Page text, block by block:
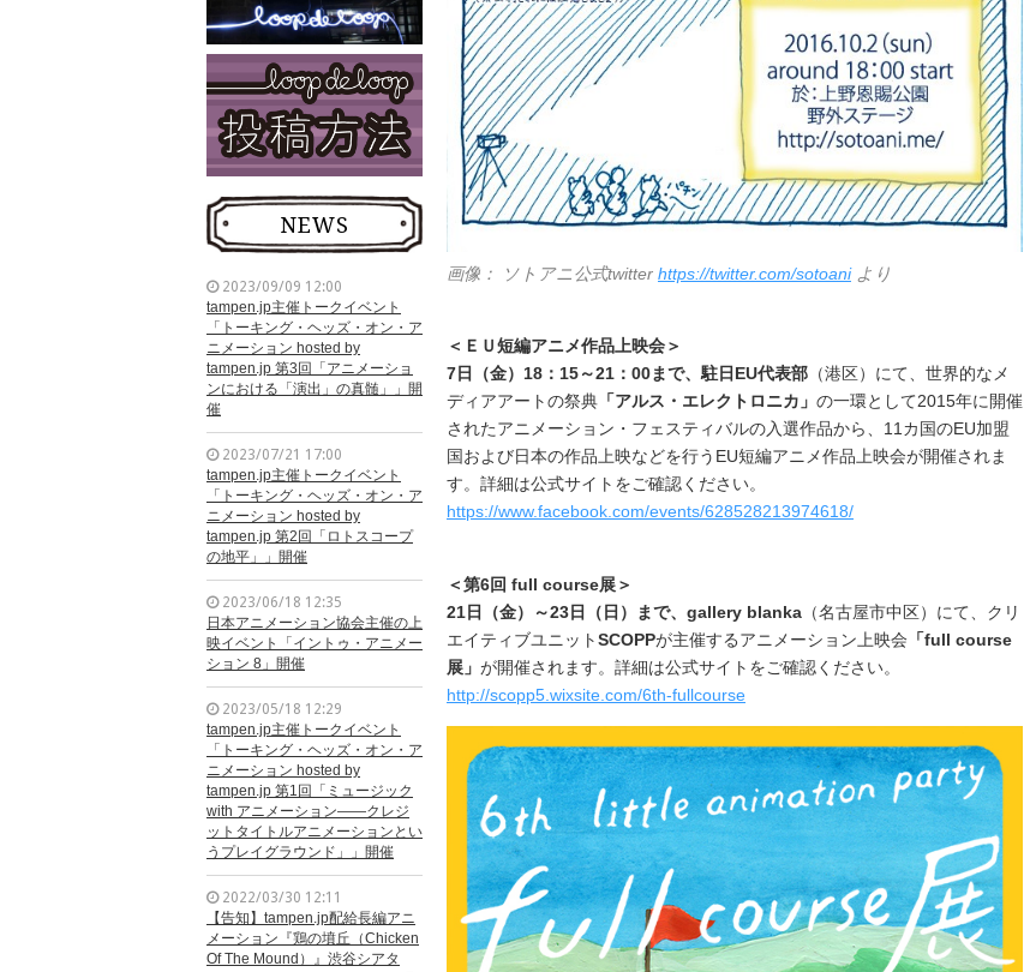
NEWS
2023/09/09 12:00
tampen.jp主催トークイベント
「トーキング・ヘッズ・オン・ア
ニメーション hosted by
tampen.jp 第3回「アニメーショ
ンにおける「演出」の真髄」」開
催
2023/07/21 17:00
tampen.jp主催トークイベント
「トーキング・ヘッズ・オン・ア
ニメーション hosted by
tampen.jp 第2回「ロトスコープ
の地平」」開催
2023/06/18 12:35
日本アニメーション協会主催の上
映イベント「イントゥ・アニメー
ション 8」開催
2023/05/18 12:29
tampen.jp主催トークイベント
「トーキング・ヘッズ・オン・ア
ニメーション hosted by
tampen.jp 第1回「ミュージック
with アニメーション——クレジ
ットタイトルアニメーションとい
うプレイグラウンド」」開催
2022/03/30 12:11
【告知】tampen.jp配給長編アニ
メーション『鶏の墳丘（Chicken
Of The Mound）』渋谷シアタ
画像： ソトアニ公式twitter https://twitter.com/sotoani より
＜ ＥＵ短編アニメ作品上映会＞
7日（金）18：15～21：00まで、駐日EU代表部 （港区）にて、 世界的なメ
ディアアートの祭典 「アルス・エレクトロニカ」 の一環として2015年に開催
されたアニメーション・フェスティバルの入選作品から、11カ国のEU加盟
国および日本の作品上映などを行う EU短編アニメ作品上映会が開催されま
す。 詳細は公式サイトをご確認ください。
https://www.facebook.com/events/628528213974618/
＜第6回 full course展＞
21日（金）～23日（日）まで、 gallery blanka （名古屋市中区）にて、 クリ
エイティブユニットSCOPPが主催するアニメーション上映会 「full course
展 」 が開催されます。 詳細は公式サイトをご確認ください。
http://scopp5.wixsite.com/6th-fullcourse